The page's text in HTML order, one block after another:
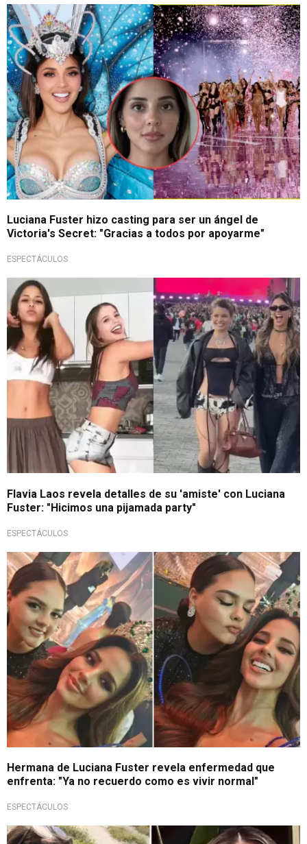
¡Emocionada!
Luciana Fuster hizo casting para ser un ángel de
Victoria's Secret: "Gracias a todos por apoyarme"
ESPECTÁCULOS
¿Hablaron de Patricio?
Flavia Laos revela detalles de su 'amiste' con Luciana
Fuster: "Hicimos una pijamada party"
ESPECTÁCULOS
Sorprendente confesión
Hermana de Luciana Fuster revela enfermedad que
enfrenta: "Ya no recuerdo como es vivir normal"
ESPECTÁCULOS
¡UY!